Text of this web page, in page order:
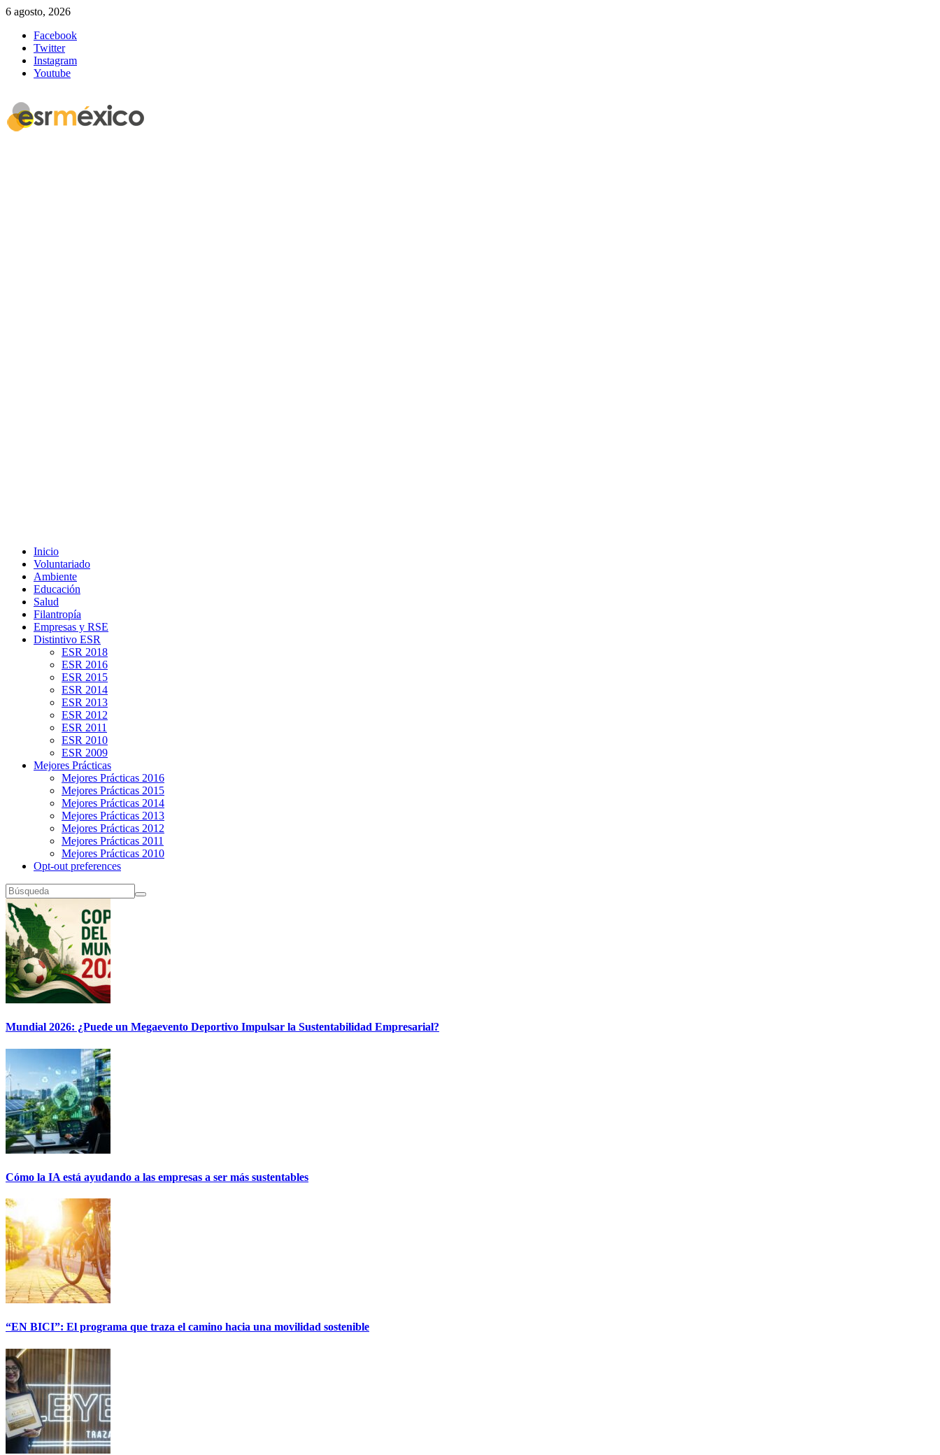
6 agosto, 2026
Facebook
Twitter
Instagram
Youtube
Inicio
Voluntariado
Ambiente
Educación
Salud
Filantropía
Empresas y RSE
Distintivo ESR
ESR 2018
ESR 2016
ESR 2015
ESR 2014
ESR 2013
ESR 2012
ESR 2011
ESR 2010
ESR 2009
Mejores Prácticas
Mejores Prácticas 2016
Mejores Prácticas 2015
Mejores Prácticas 2014
Mejores Prácticas 2013
Mejores Prácticas 2012
Mejores Prácticas 2011
Mejores Prácticas 2010
Opt-out preferences
Mundial 2026: ¿Puede un Megaevento Deportivo Impulsar la Sustentabilidad Empresarial?
Cómo la IA está ayudando a las empresas a ser más sustentables
“EN BICI”: El programa que traza el camino hacia una movilidad sostenible